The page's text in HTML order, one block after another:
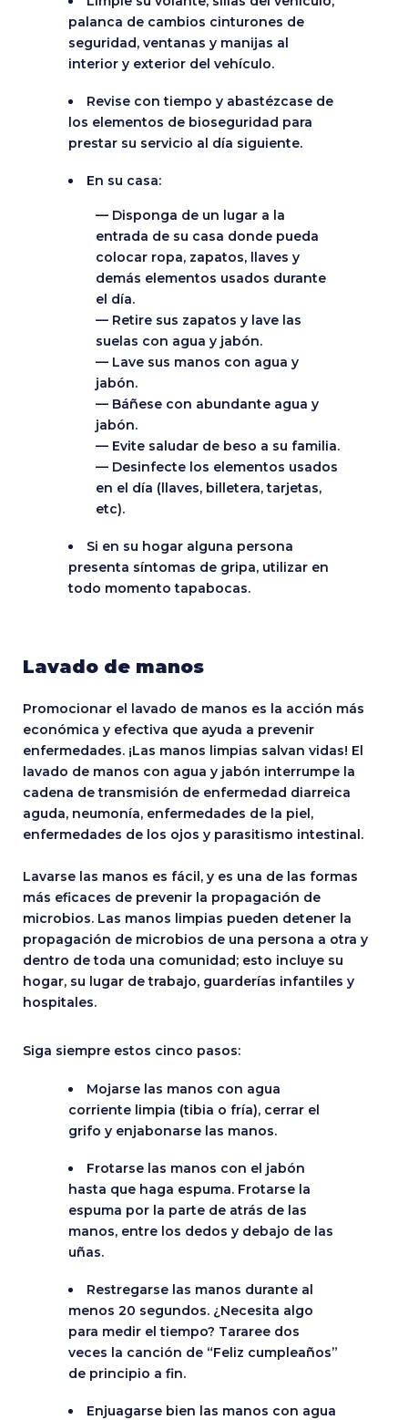
palanca de cambios cinturones de
seguridad, ventanas y manijas al
interior y exterior del vehículo.
Revise con tiempo y abastézcase de
los elementos de bioseguridad para
prestar su servicio al día siguiente.
En su casa:
— Disponga de un lugar a la
entrada de su casa donde pueda
colocar ropa, zapatos, llaves y
demás elementos usados durante
el día.
— Retire sus zapatos y lave las
suelas con agua y jabón.
— Lave sus manos con agua y
jabón.
— Báñese con abundante agua y
jabón.
— Evite saludar de beso a su familia.
— Desinfecte los elementos usados
en el día (llaves, billetera, tarjetas,
etc).
Si en su hogar alguna persona
presenta síntomas de gripa, utilizar en
todo momento tapabocas.
Lavado de manos
Promocionar el lavado de manos es la acción más
económica y efectiva que ayuda a prevenir
enfermedades. ¡Las manos limpias salvan vidas! El
lavado de manos con agua y jabón interrumpe la
cadena de transmisión de enfermedad diarreica
aguda, neumonía, enfermedades de la piel,
enfermedades de los ojos y parasitismo intestinal.
Lavarse las manos es fácil, y es una de las formas
más eficaces de prevenir la propagación de
microbios. Las manos limpias pueden detener la
propagación de microbios de una persona a otra y
dentro de toda una comunidad; esto incluye su
hogar, su lugar de trabajo, guarderías infantiles y
hospitales.
Siga siempre estos cinco pasos:
Mojarse las manos con agua
corriente limpia (tibia o fría), cerrar el
grifo y enjabonarse las manos.
Frotarse las manos con el jabón
hasta que haga espuma. Frotarse la
espuma por la parte de atrás de las
manos, entre los dedos y debajo de las
uñas.
Restregarse las manos durante al
menos 20 segundos. ¿Necesita algo
para medir el tiempo? Tararee dos
veces la canción de “Feliz cumpleaños”
de principio a fin.
Enjuagarse bien las manos con agua